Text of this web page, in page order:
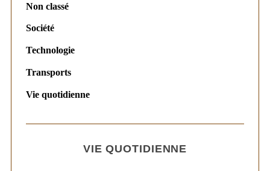
Non classé
Société
Technologie
Transports
Vie quotidienne
VIE QUOTIDIENNE